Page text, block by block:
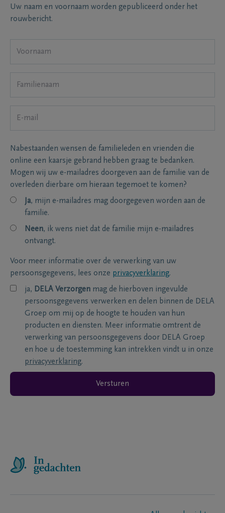
Uw naam en voornaam worden gepubliceerd onder het
rouwbericht.
Nabestaanden wensen de familieleden en vrienden die
online een kaarsje gebrand hebben graag te bedanken.
Mogen wij uw e-mailadres doorgeven aan de familie van de
overleden dierbare om hieraan tegemoet te komen?
Ja, mijn e-mailadres mag doorgegeven worden aan de
familie.
Neen, ik wens niet dat de familie mijn e-mailadres
ontvangt.
Voor meer informatie over de verwerking van uw
persoonsgegevens, lees onze privacyverklaring.
ja, DELA Verzorgen mag de hierboven ingevulde
persoonsgegevens verwerken en delen binnen de DELA
Groep om mij op de hoogte te houden van hun
producten en diensten. Meer informatie omtrent de
verwerking van persoonsgegevens door DELA Groep
en hoe u de toestemming kan intrekken vindt u in onze
privacyverklaring.
Versturen